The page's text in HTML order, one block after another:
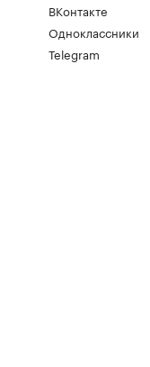
ВКонтакте
Одноклассники
Telegram